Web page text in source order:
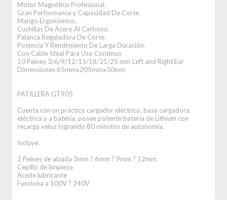
Motor Magnético Profesional.
Gran Performance y Capacidad De Corte.
Mango Ergonómico.
Cuchillas De Acero Al Carbono.
Palanca Reguladora De Corte.
Potencia Y Rendimiento De Larga Duración.
Con Cable Ideal Para Uso Continuo
10 Peines 3/6/9/12/15/18/21/25 mm Left and Right Ear
Dimensiones 65mmx205mmx50mm
PATILLERA GT905
Cuenta con un práctico cargador eléctrico, base cargadora
eléctrica y a batería, posee potente batería de Lithium con
recarga veloz logrando 80 minutos de autonomía.
Incluye:
2 Peines de alzada 3mm ? 6mm ? 9mm ? 12mm
Cepillo de limpieza
Aceite lubricante
Funciona a 100V ? 240V